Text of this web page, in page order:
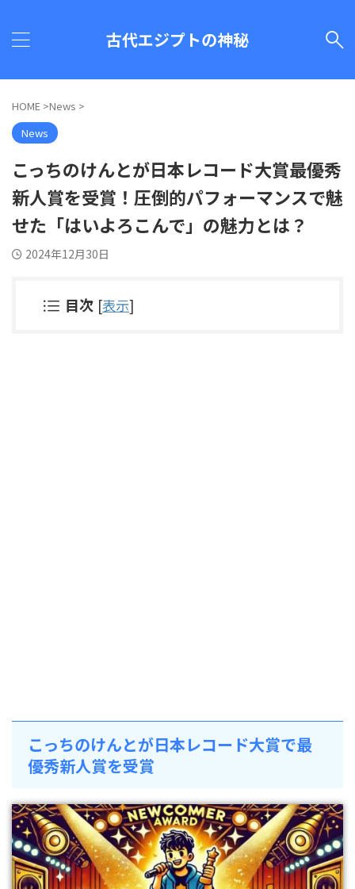
古代エジプトの神秘
HOME >News >
News
こっちのけんとが日本レコード大賞最優秀
新人賞を受賞！圧倒的パフォーマンスで魅
せた「はいよろこんで」の魅力とは？
2024年12月30日
目次 [表示]
こっちのけんとが日本レコード大賞で最
優秀新人賞を受賞